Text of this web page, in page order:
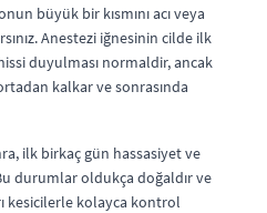
büyük bir kısmını acı veya
Anestezi iğnesinin cilde ilk
duyulması normaldir, ancak
kalkar ve sonrasında
ilk birkaç gün hassasiyet ve
durumlar oldukça doğaldır ve
kesicilerle kolayca kontrol